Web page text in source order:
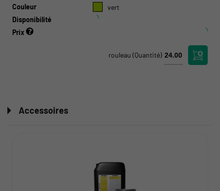
Couleur
vert
Disponibilité
Prix
rouleau (Quantité)
Accessoires